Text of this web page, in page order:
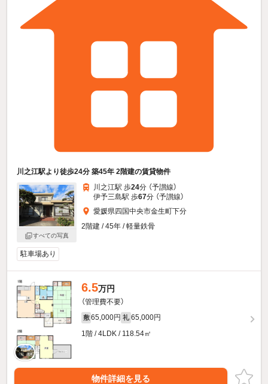
川之江駅より徒歩24分 築45年 2階建の賃貸物件
すべての写真
川之江駅 歩24分 （予讃線）
伊予三島駅 歩67分 （予讃線）
愛媛県四国中央市金生町下分
2階建 / 45年 / 軽量鉄骨
駐車場あり
6.5万円
（管理費不要）
敷 65,000円 礼 65,000円
1階 / 4LDK / 118.54㎡
物件詳細を見る